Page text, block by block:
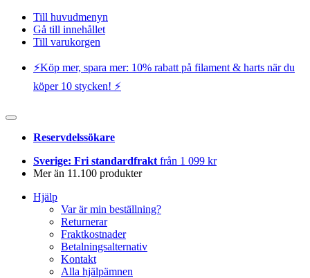
Till huvudmenyn
Gå till innehållet
Till varukorgen
⚡️Köp mer, spara mer: 10% rabatt på filament & harts när du
köper 10 stycken! ⚡️
Reservdelssökare
Sverige: Fri standardfrakt från 1 099 kr
Mer än 11.100 produkter
Hjälp
Var är min beställning?
Returnerar
Fraktkostnader
Betalningsalternativ
Kontakt
Alla hjälpämnen